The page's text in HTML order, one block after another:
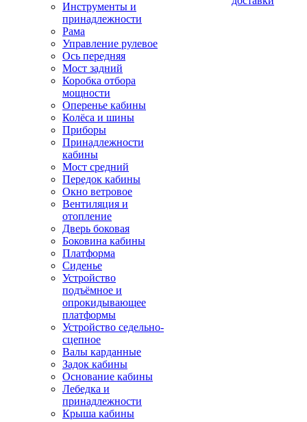
Инструменты и
принадлежности
Рама
Управление рулевое
Ось передняя
Мост задний
Коробка отбора
мощности
Оперенье кабины
Колёса и шины
Приборы
Принадлежности
кабины
Мост средний
Передок кабины
Окно ветровое
Вентиляция и
отопление
Дверь боковая
Боковина кабины
Платформа
Сиденье
Устройство
подъёмное и
опрокидывающее
платформы
Устройство седельно-
сцепное
Валы карданные
Задок кабины
Основание кабины
Лебедка и
принадлежности
Крыша кабины